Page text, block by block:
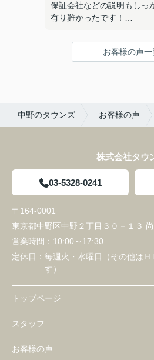
あらかじめ希望していた条
スムーズに無事決めること
自分が今度は担当してその
おります。
くお願いします。
すごくいいお店でした！！
保証会社などの説明もしっ
有り難かったです！
用させていただきたいです
お客様の声一
中野のタウンズ お客様の声
株式会社タウ
03-5328-0241
〒164-0001
東京都中野区中野２丁目３０－１３
営業時間： 10:00～17:30
定休日： 毎週火・水曜日（その他はＨ
す）
トップページ
スタッフ
お客様の声